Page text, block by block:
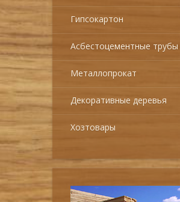
Гипсокартон
Асбестоцементные трубы
Металлопрокат
Декоративные деревья
Хозтовары